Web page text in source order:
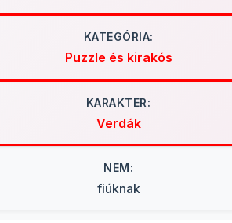
KATEGÓRIA:
Puzzle és kirakós
KARAKTER:
Verdák
NEM:
fiúknak